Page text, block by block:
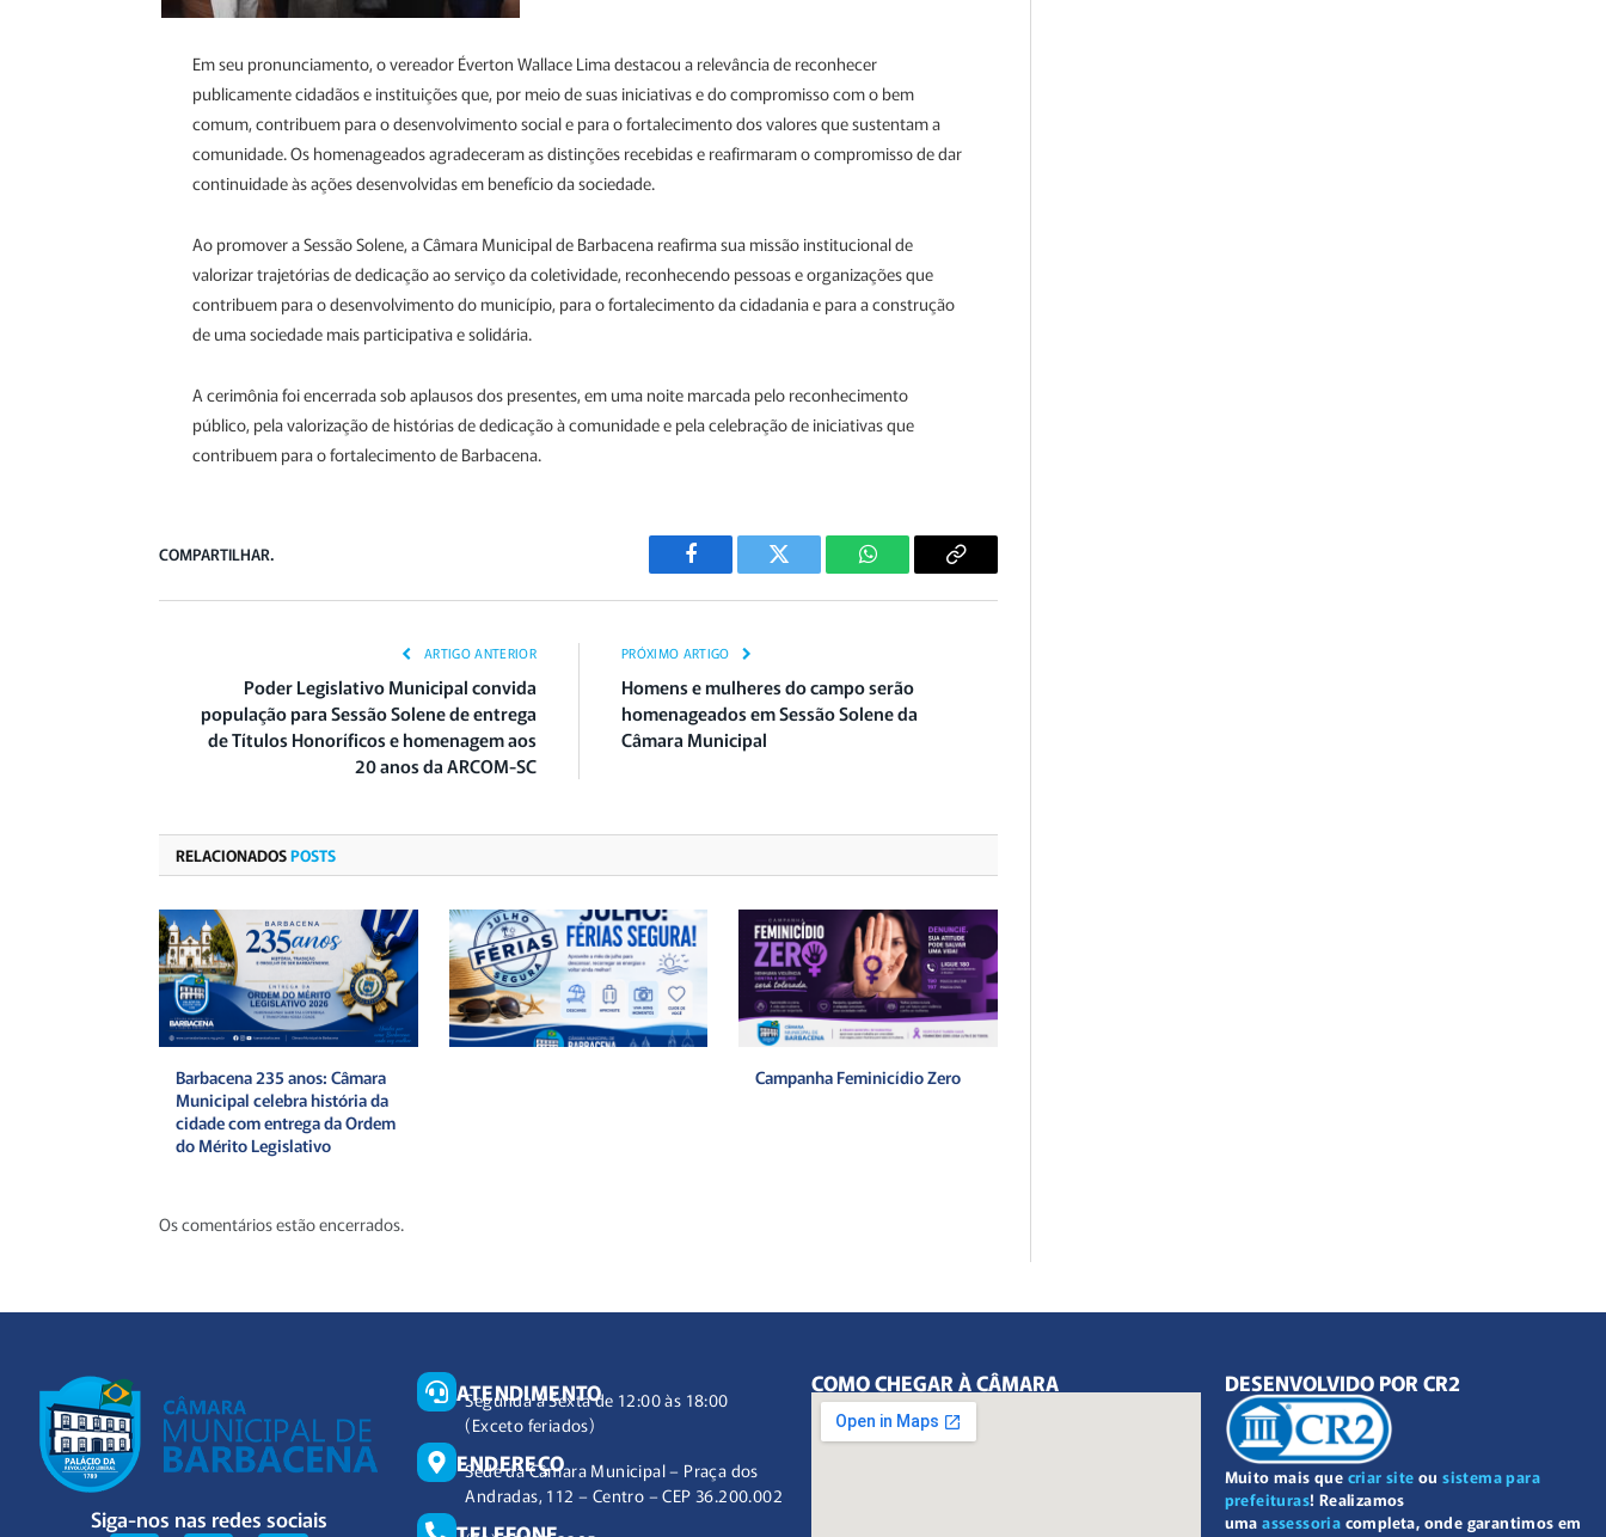
Em seu pronunciamento, o vereador Éverton Wallace Lima destacou a relevância de reconhecer
publicamente cidadãos e instituições que, por meio de suas iniciativas e do compromisso com o bem
comum, contribuem para o desenvolvimento social e para o fortalecimento dos valores que sustentam a
comunidade. Os homenageados agradeceram as distinções recebidas e reafirmaram o compromisso de dar
continuidade às ações desenvolvidas em benefício da sociedade.
Ao promover a Sessão Solene, a Câmara Municipal de Barbacena reafirma sua missão institucional de
valorizar trajetórias de dedicação ao serviço da coletividade, reconhecendo pessoas e organizações que
contribuem para o desenvolvimento do município, para o fortalecimento da cidadania e para a construção
de uma sociedade mais participativa e solidária.
A cerimônia foi encerrada sob aplausos dos presentes, em uma noite marcada pelo reconhecimento
público, pela valorização de histórias de dedicação à comunidade e pela celebração de iniciativas que
contribuem para o fortalecimento de Barbacena.
COMPARTILHAR.
Facebook Twitter WhatsAppCopiar
ARTIGO ANTERIOR
Poder Legislativo Municipal convida
população para Sessão Solene de entrega
de Títulos Honoríficos e homenagem aos
20 anos da ARCOM-SC
PRÓXIMO ARTIGO
Homens e mulheres do campo serão
homenageados em Sessão Solene da
Câmara Municipal
RELACIONADOSPOSTS
Barbacena 235 anos: Câmara
Municipal celebra história da
cidade com entrega da Ordem
do Mérito Legislativo
Campanha Feminicídio Zero
Os comentários estão encerrados.
Siga-nos nas redes sociais
ATENDIMENTO
Segunda à Sexta de 12:00 às 18:00
(Exceto feriados)
ENDEREÇO
Sede da Câmara Municipal – Praça dos
Andradas, 112 – Centro – CEP 36.200.002
COMO CHEGAR À CÂMARA
Muito mais que criar site ousistema para
prefeituras! Realizamos
umaassessoria completa, onde garantimos em
DESENVOLVIDO POR CR2